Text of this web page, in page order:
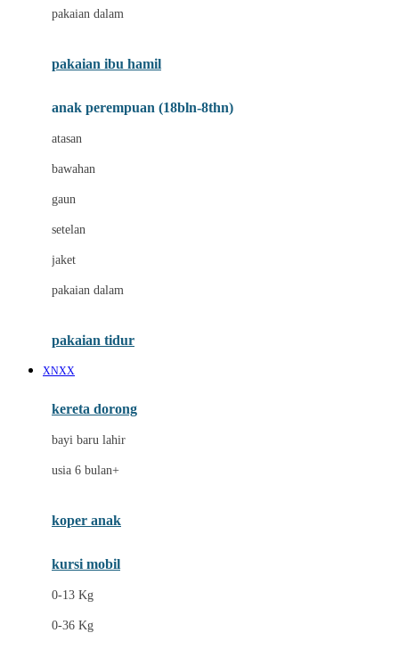
Cottonseeds
Crane
Drew
E
ELC
Ergobaby
Ezyroller
F
Felt So Sweet
Fisher Price
pakaian dalam
pakaian ibu hamil
anak perempuan (18bln-8thn)
atasan
bawahan
gaun
setelan
jaket
pakaian dalam
pakaian tidur
XNXX
kereta dorong
bayi baru lahir
usia 6 bulan+
koper anak
kursi mobil
0-13 Kg
0-36 Kg